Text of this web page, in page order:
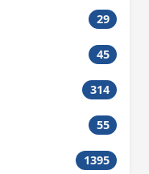
29
45
314
55
1395